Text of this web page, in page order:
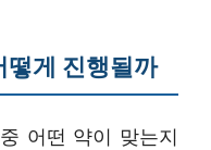
떻게 진행될까
어떤 약이 맞는지